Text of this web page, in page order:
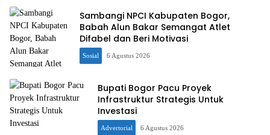
Sambangi NPCI Kabupaten Bogor,
Babah Alun Bakar Semangat Atlet
Difabel dan Beri Motivasi
Sosial 6 Agustus 2026
Bupati Bogor Pacu Proyek
Infrastruktur Strategis Untuk
Investasi
Advertorial 6 Agustus 2026